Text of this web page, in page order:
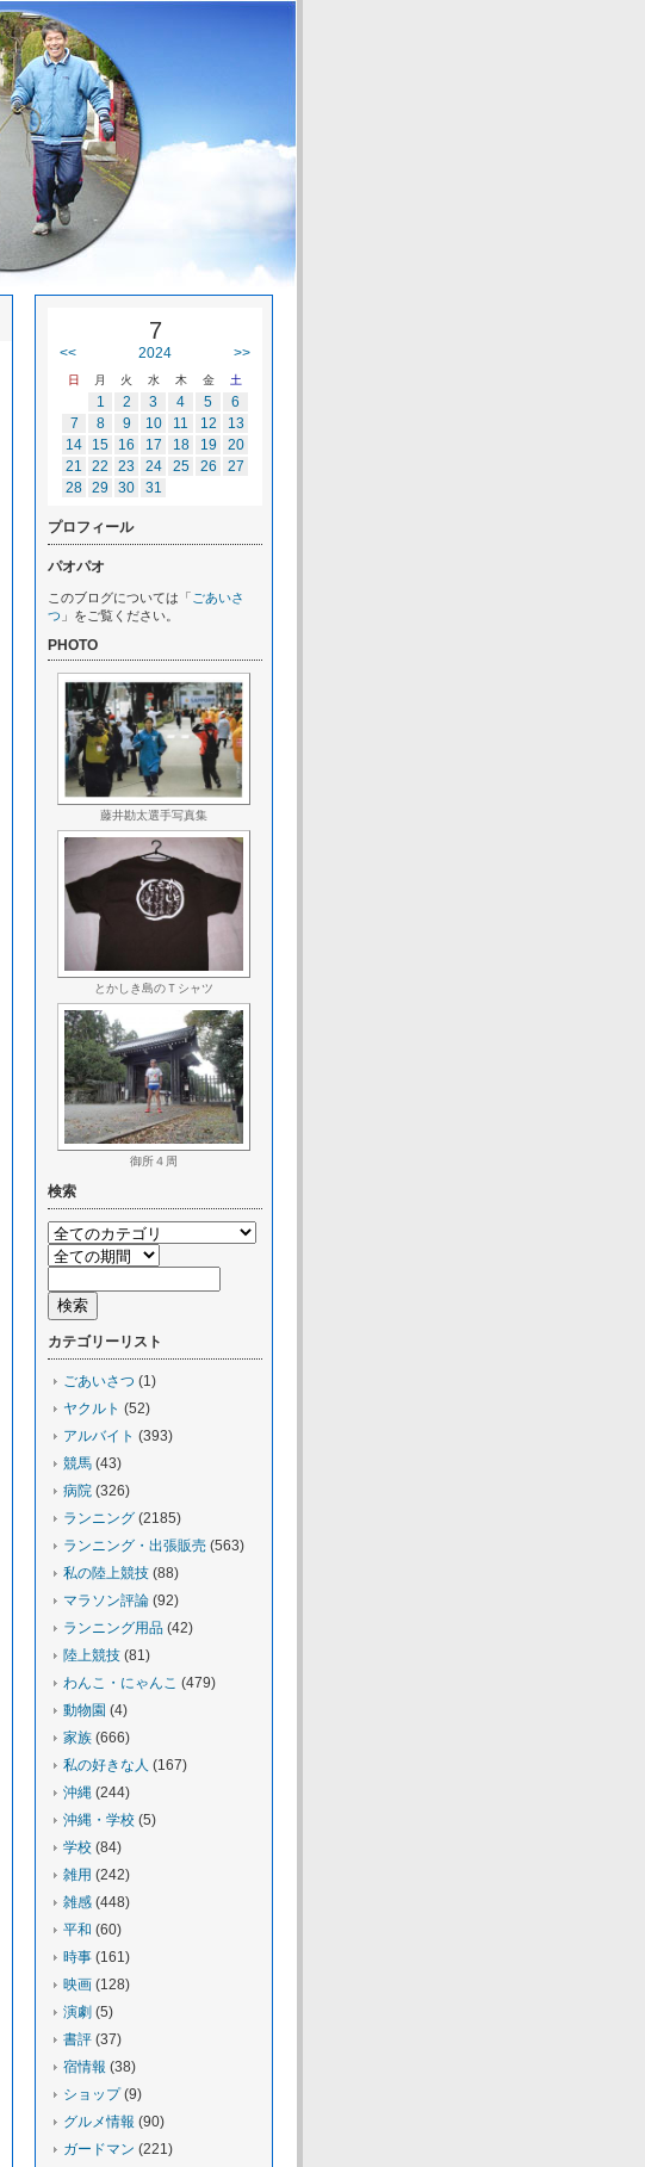
7
<< 2024 >>
日 月 火 水 木 金 土
1 2 3 4 5
6
7
8 9 10 11 12
13
14
15 16 17 18 19
20
21
22 23 24 25 26
27
28 29 30 31
プロフィール
パオパオ
このブログについては「 ごあいさ
つ 」をご覧ください。
PHOTO
藤井勘太選手写真集
とかしき島のＴシャツ
御所４周
検索
カテゴリーリスト
ごあいさつ (1)
ヤクルト (52)
アルバイト (393)
競馬 (43)
病院 (326)
ランニング (2185)
ランニング・出張販売 (563)
私の陸上競技 (88)
マラソン評論 (92)
ランニング用品 (42)
陸上競技 (81)
わんこ・にゃんこ (479)
動物園 (4)
家族 (666)
私の好きな人 (167)
沖縄 (244)
沖縄・学校 (5)
学校 (84)
雑用 (242)
雑感 (448)
平和 (60)
時事 (161)
映画 (128)
演劇 (5)
書評 (37)
宿情報 (38)
ショップ(9)
グルメ情報 (90)
ガードマン (221)